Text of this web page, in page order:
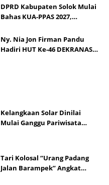
Pascabencana
DPRD Kabupaten Solok Mulai
Bahas KUA-PPAS 2027,
Diproyeksikan Rp1,14 Triliun
Ny. Nia Jon Firman Pandu
Hadiri HUT Ke-46 DEKRANAS,
Kelangkaan Solar Dinilai
Mulai Ganggu Pariwisata
Tari Kolosal “Urang Padang
Jalan Barampek” Angkat